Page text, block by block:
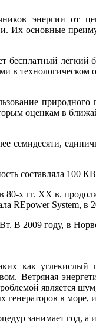
энергии от
Их основные
легкий
в
оценкам в
семидесяти,
составляла 100
х гг. XX в.
REpower System,
В 2009 году, в
как
Ветряная
является
в море,
занимает год, а